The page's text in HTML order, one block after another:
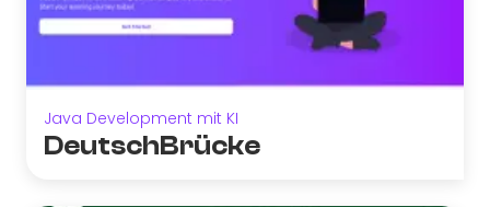
Java Development mit KI
DeutschBrücke